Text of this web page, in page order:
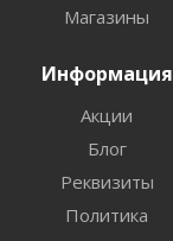
Магазины
Информация
Акции
Блог
Реквизиты
Политика